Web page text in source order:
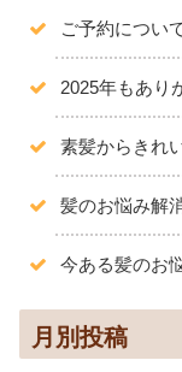
ご予約につい
2025年もあり
素髪からきれ
髪のお悩み解
今ある髪のお
月別投稿